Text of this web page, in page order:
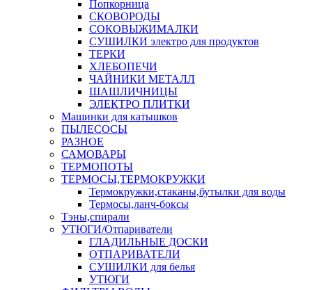
Попкорница
СКОВОРОДЫ
СОКОВЫЖИМАЛКИ
СУШИЛКИ электро для продуктов
ТЕРКИ
ХЛЕБОПЕЧИ
ЧАЙНИКИ МЕТАЛЛ
ШАШЛИЧНИЦЫ
ЭЛЕКТРО ПЛИТКИ
Машинки для катышков
ПЫЛЕСОСЫ
РАЗНОЕ
САМОВАРЫ
ТЕРМОПОТЫ
ТЕРМОСЫ,ТЕРМОКРУЖКИ
Термокружки,стаканы,бутылки для воды
Термосы,ланч-боксы
Тэны,спирали
УТЮГИ/Отпариватели
ГЛАДИЛЬНЫЕ ДОСКИ
ОТПАРИВАТЕЛИ
СУШИЛКИ для белья
УТЮГИ